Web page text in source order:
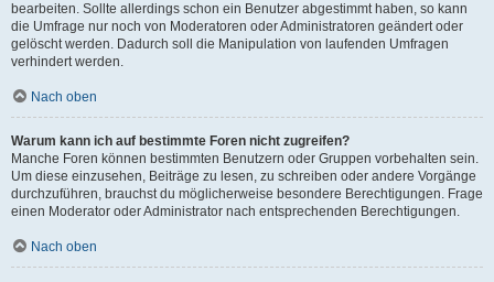
bearbeiten. Sollte allerdings schon ein Benutzer abgestimmt haben, so kann
die Umfrage nur noch von Moderatoren oder Administratoren geändert oder
gelöscht werden. Dadurch soll die Manipulation von laufenden Umfragen
verhindert werden.
Nach oben
Warum kann ich auf bestimmte Foren nicht zugreifen?
Manche Foren können bestimmten Benutzern oder Gruppen vorbehalten sein.
Um diese einzusehen, Beiträge zu lesen, zu schreiben oder andere Vorgänge
durchzuführen, brauchst du möglicherweise besondere Berechtigungen. Frage
einen Moderator oder Administrator nach entsprechenden Berechtigungen.
Nach oben